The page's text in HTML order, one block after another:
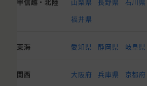
甲信越・北陸 山梨県 長野県 石川県
福井県
東海 愛知県 静岡県 岐阜県
関西 大阪府 兵庫県 京都府